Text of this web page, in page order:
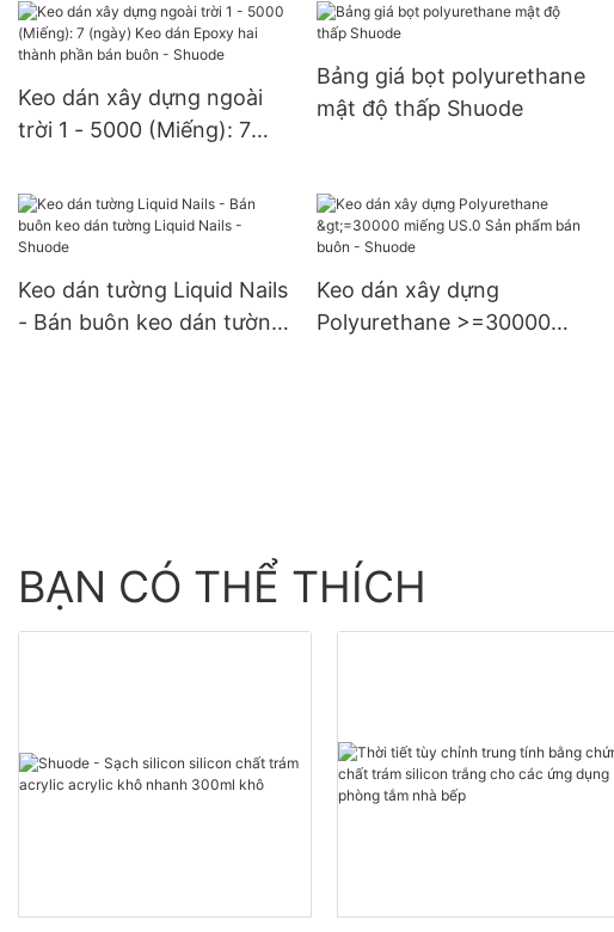
lượng (ngày) >=30000
Miếng Nhà sản xuất tại
Hoa Kỳ 72
Keo dán xây dựng ngoài
trời 1 - 5000 (Miếng): 7
thành phần bán buôn -
Shuode
Bảng giá bọt polyurethane
mật độ thấp Shuode
Keo dán tường Liquid Nails
- Bán buôn keo dán tường
Keo dán xây dựng
Polyurethane >=30000
BẠN CÓ THỂ THÍCH